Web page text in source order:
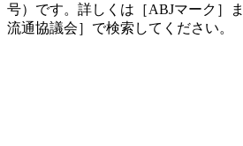
号）です。詳しくは［ABJマーク］
流通協議会］で検索してください。